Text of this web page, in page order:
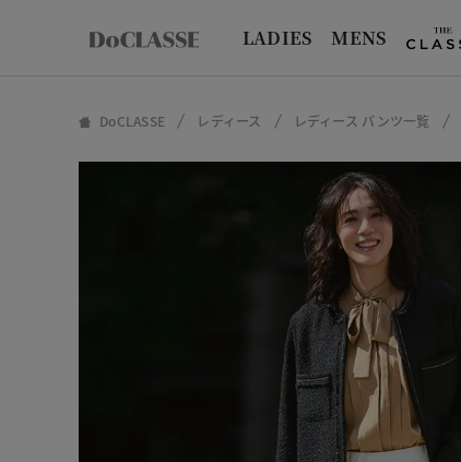
LADIES MENS
DoCLASSE レディース レディース パンツ一覧